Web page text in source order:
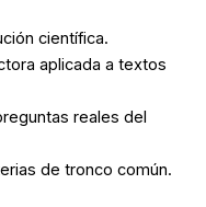
científica.
aplicada a textos
reales del
de tronco común.